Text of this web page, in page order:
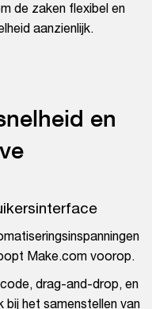
de zaken flexibel en
aanzienlijk.
en
Make.com voorop.
drag-and-drop, en
het samenstellen van